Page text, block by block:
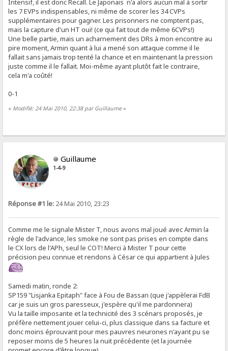
Intensif, il est donc Recall. Le Japonais n'a alors aucun mal à sortir
les 7 EVPs indispensables, ni même de scorer les 34 CVPs
supplémentaires pour gagner. Les prisonners ne comptent pas,
mais la capture d'un HT oui! (ce qui fait tout de même 6CVPs!)
Une belle partie, mais un acharnement des DRs à mon encontre au
pire moment, Armin quant à lui a mené son attaque comme il le
fallait sans jamais trop tenté la chance et en maintenant la pression
juste comme il le fallait. Moi-même ayant plutôt fait le contraire,
cela m'a coûté!
0-1
« Modifié: 24 Mai 2010, 22:38 par Guillaume»
Guillaume
1-4-9
Réponse #1 le: 24 Mai 2010, 23:23
Comme me le signale Mister T, nous avons mal joué avec Armin la
règle de l'advance, les smoke ne sont pas prises en compte dans
le CX lors de l'APh, seul le COT! Merci à Mister T pour cette
précision peu connue et rendons à César ce qui appartient à Jules
Samedi matin, ronde 2:
SP159 "Lisjanka Epitaph" face à Fou de Bassan (que j'appèlerai FdB
car je suis un gros paresseux, j'espère qu'il me pardonnera)
Vu la taille imposante et la technicité des 3 scénars proposés, je
préfère nettement jouer celui-ci, plus classique dans sa facture et
donc moins éprouvant pour mes pauvres neurones n'ayant pu se
reposer moins de 5 heures la nuit précédente (et la journée